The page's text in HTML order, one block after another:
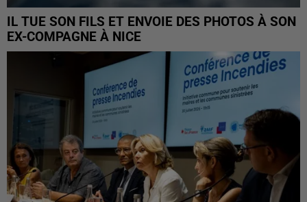
IL TUE SON FILS ET ENVOIE DES PHOTOS À SON
EX-COMPAGNE À NICE